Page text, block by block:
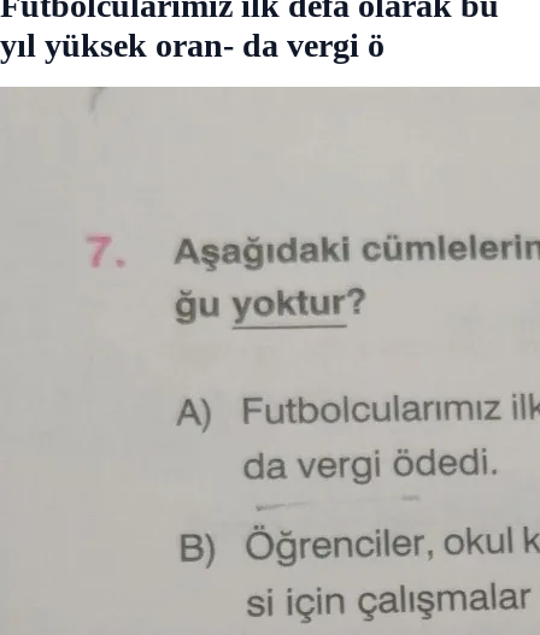
yıl yüksek oran- da vergi ö